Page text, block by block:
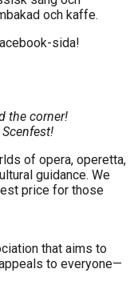
och kaffe.
sida!
the corner!
of opera, operetta,
guidance. We
price for those
that aims to
to everyone—